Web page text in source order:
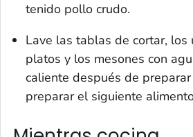
tenido pollo crudo.
Lave las tablas de cortar, los
platos y los mesones con
caliente después de
preparar el siguiente